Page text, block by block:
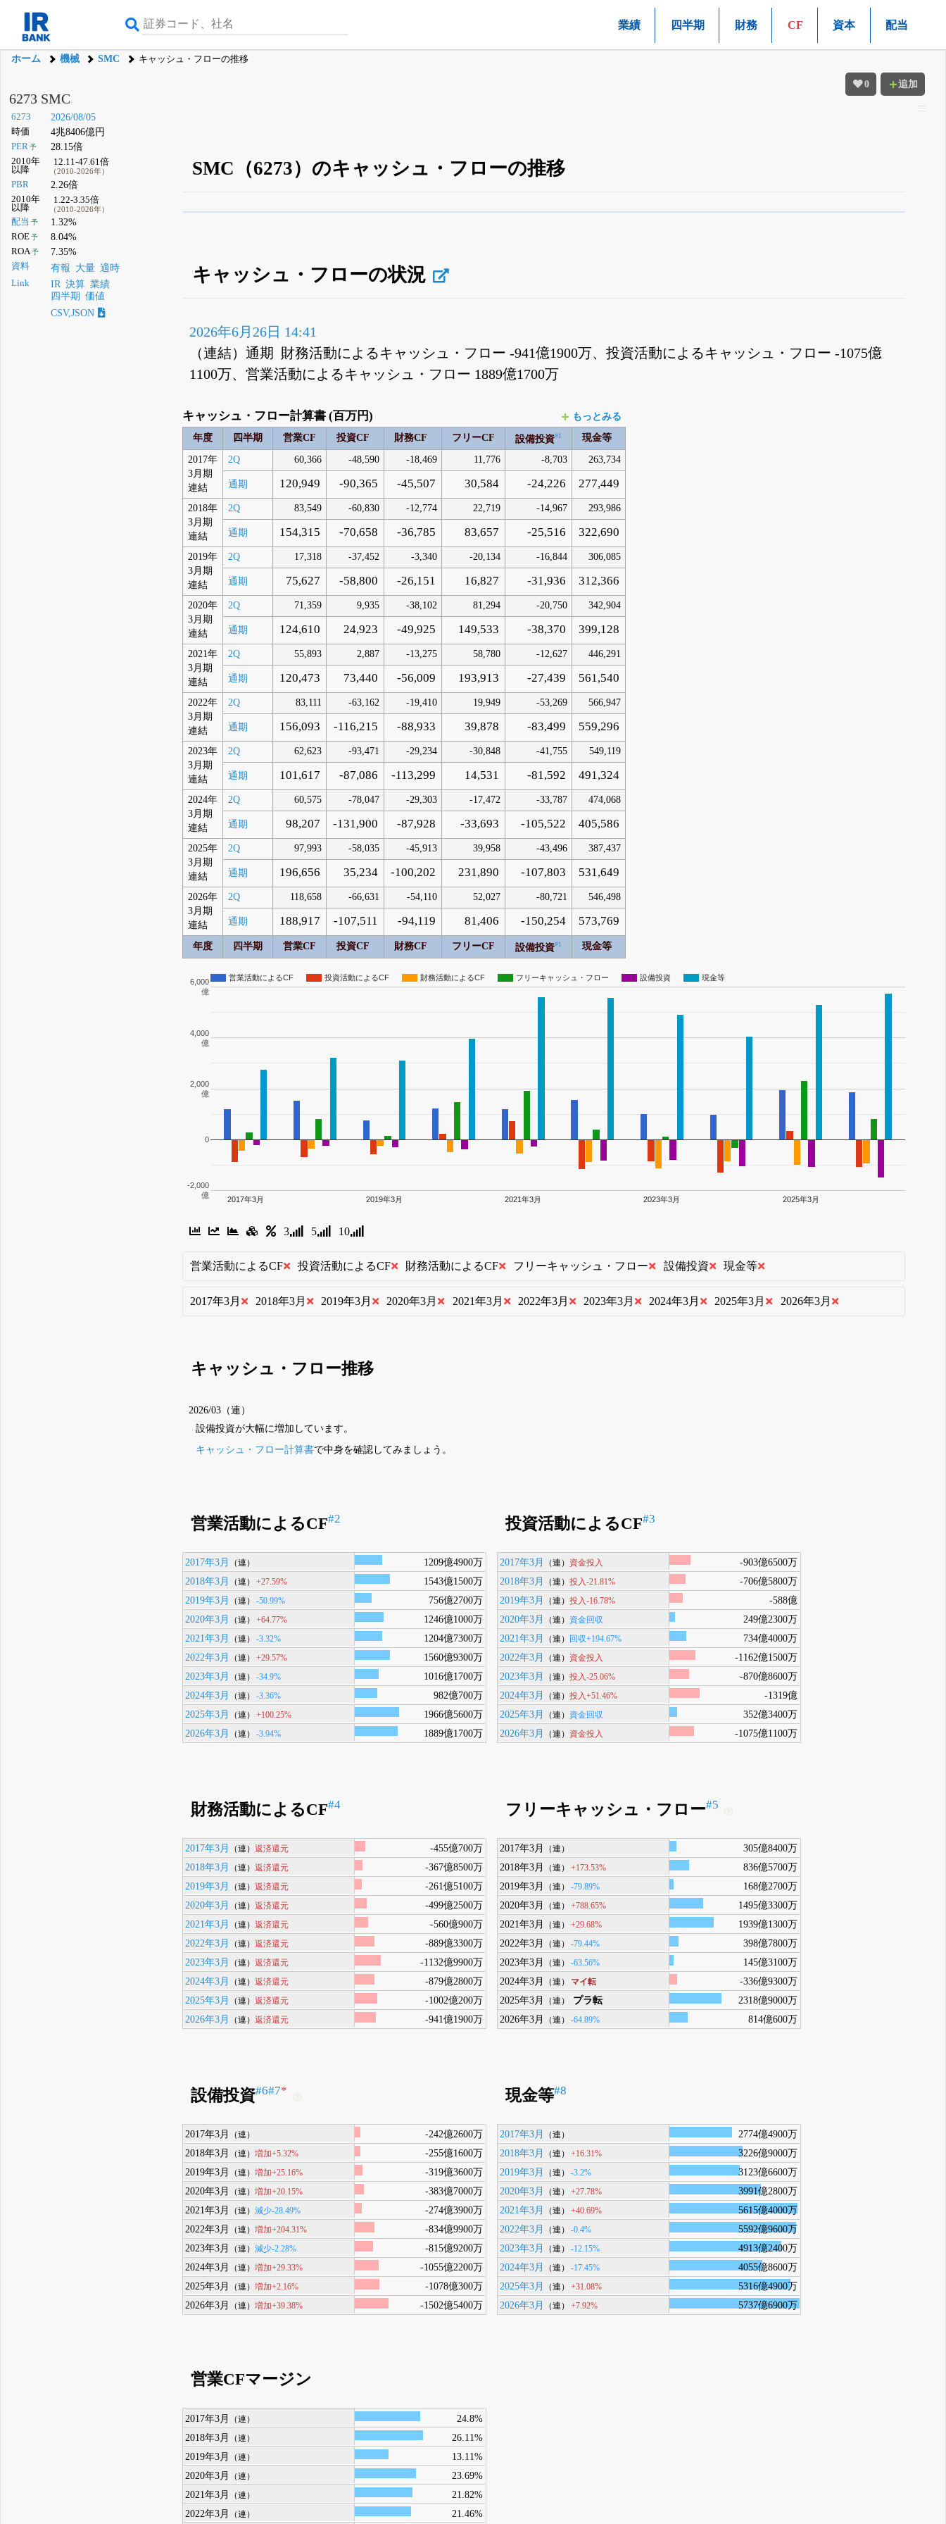
業績 四半期 財務 CF 資本 配当
ホーム 機械 SMC キャッシュ・フローの推移
0 追加
6273 SMC
6273 2026/08/05
時価 4兆8406億円
PER予 28.15倍
2010年
以降
12.11-47.61倍
（2010-2026年）
PBR 2.26倍
2010年
以降
1.22-3.35倍
（2010-2026年）
配当 予 1.32%
ROE予 8.04%
ROA予 7.35%
資料 有報 大量 適時
Link IR 決算 業績
四半期
価値
CSV,JSON
SMC（6273）のキャッシュ・フローの推移
登録すると永久30%OFFと米株版の先行利用も付きます
キャッシュ・フローの状況
2026年6月26日 14:41
（連結）通期 財務活動によるキャッシュ・フロー -941億1900万、投資活動によるキャッシュ・フロー -1075億
1100万、営業活動によるキャッシュ・フロー 1889億1700万
キャッシュ・フロー計算書 (百万円) もっとみる
年度 四半期 営業CF 投資CF 財務CF フリーCF 設備投資#1 現金等
2017年
3月期
連結
2Q 60,366 -48,590 -18,469 11,776 -8,703 263,734
通期 120,949 -90,365 -45,507 30,584 -24,226 277,449
2018年
3月期
連結
2Q 83,549 -60,830 -12,774 22,719 -14,967 293,986
通期 154,315 -70,658 -36,785 83,657 -25,516 322,690
2019年
3月期
連結
2Q 17,318 -37,452 -3,340 -20,134 -16,844 306,085
通期 75,627 -58,800 -26,151 16,827 -31,936 312,366
2020年
3月期
連結
2Q 71,359 9,935 -38,102 81,294 -20,750 342,904
通期 124,610 24,923 -49,925 149,533 -38,370 399,128
2021年
3月期
連結
2Q 55,893 2,887 -13,275 58,780 -12,627 446,291
通期 120,473 73,440 -56,009 193,913 -27,439 561,540
2022年
3月期
連結
2Q 83,111 -63,162 -19,410 19,949 -53,269 566,947
通期 156,093 -116,215 -88,933 39,878 -83,499 559,296
2023年
3月期
連結
2Q 62,623 -93,471 -29,234 -30,848 -41,755 549,119
通期 101,617 -87,086 -113,299 14,531 -81,592 491,324
2024年
3月期
連結
2Q 60,575 -78,047 -29,303 -17,472 -33,787 474,068
通期 98,207 -131,900 -87,928 -33,693 -105,522 405,586
2025年
3月期
連結
2Q 97,993 -58,035 -45,913 39,958 -43,496 387,437
通期 196,656 35,234 -100,202 231,890 -107,803 531,649
2026年
3月期
連結
2Q 118,658 -66,631 -54,110 52,027 -80,721 546,498
通期 188,917 -107,511 -94,119 81,406 -150,254 573,769
年度 四半期 営業CF 投資CF 財務CF フリーCF 設備投資#1 現金等
営業活動によるCF 投資活動によるCF 財務活動によるCF フリーキャッシュ・フロー 設備投資 現金等
2017年3月 2019年3月 2021年3月 2023年3月 2025年3月
-2,000
億
0
2,000
億
4,000
億
6,000
億
3 5 10
営業活動によるCF 投資活動によるCF 財務活動によるCF フリーキャッシュ・フロー 設備投資 現金等
2017年3月 2018年3月 2019年3月 2020年3月 2021年3月 2022年3月 2023年3月 2024年3月 2025年3月 2026年3月
キャッシュ・フロー推移
2026/03（連）
設備投資が大幅に増加しています。
キャッシュ・フロー計算書で中身を確認してみましょう。
営業活動によるCF#2
2017年3月 （連）
1209億4900万
2018年3月
（連） +27.59%
1543億1500万
2019年3月
（連） -50.99%
756億2700万
2020年3月
（連） +64.77%
1246億1000万
2021年3月
（連） -3.32%
1204億7300万
2022年3月
（連） +29.57%
1560億9300万
2023年3月
（連） -34.9%
1016億1700万
2024年3月
（連） -3.36%
982億700万
2025年3月
（連） +100.25%
1966億5600万
2026年3月
（連） -3.94% 1889億1700万
投資活動によるCF#3
2017年3月 （連） 資金投入
-903億6500万
2018年3月
（連）投入-21.81%
-706億5800万
2019年3月
（連）投入-16.78%
-588億
2020年3月
（連） 資金回収
249億2300万
2021年3月
（連） 回収+194.67%
734億4000万
2022年3月
（連） 資金投入
-1162億1500万
2023年3月
（連）投入-25.06%
-870億8600万
2024年3月
（連）投入+51.46%
-1319億
2025年3月
（連） 資金回収
352億3400万
2026年3月
（連） 資金投入 -1075億1100万
財務活動によるCF#4
2017年3月 （連）返済還元
-455億700万
2018年3月
（連）返済還元
-367億8500万
2019年3月
（連）返済還元
-261億5100万
2020年3月
（連）返済還元
-499億2500万
2021年3月
（連）返済還元
-560億900万
2022年3月
（連）返済還元
-889億3300万
2023年3月
（連）返済還元
-1132億9900万
2024年3月
（連）返済還元
-879億2800万
2025年3月
（連）返済還元
-1002億200万
2026年3月
（連）返済還元 -941億1900万
フリーキャッシュ・フロー#5
2017年3月 （連）
305億8400万
2018年3月
（連） +173.53%
836億5700万
2019年3月
（連） -79.89%
168億2700万
2020年3月
（連） +788.65%
1495億3300万
2021年3月
（連） +29.68%
1939億1300万
2022年3月
（連） -79.44%
398億7800万
2023年3月
（連） -63.56%
145億3100万
2024年3月
（連） マイ転
-336億9300万
2025年3月
（連） プラ転
2318億9000万
2026年3月
（連） -64.89% 814億600万
設備投資#6#7*
2017年3月 （連）
-242億2600万
2018年3月
（連）増加+5.32%
-255億1600万
2019年3月
（連）増加+25.16%
-319億3600万
2020年3月
（連）増加+20.15%
-383億7000万
2021年3月
（連）減少-28.49%
-274億3900万
2022年3月
（連）増加+204.31%
-834億9900万
2023年3月
（連）減少-2.28%
-815億9200万
2024年3月
（連）増加+29.33%
-1055億2200万
2025年3月
（連）増加+2.16%
-1078億300万
2026年3月
（連）増加+39.38% -1502億5400万
現金等#8
2017年3月 （連）
2774億4900万
2018年3月
（連） +16.31%
3226億9000万
2019年3月
（連） -3.2%
3123億6600万
2020年3月
（連） +27.78%
3991億2800万
2021年3月
（連） +40.69%
5615億4000万
2022年3月
（連） -0.4%
5592億9600万
2023年3月
（連） -12.15%
4913億2400万
2024年3月
（連） -17.45%
4055億8600万
2025年3月
（連） +31.08%
5316億4900万
2026年3月
（連） +7.92% 5737億6900万
営業CFマージン
2017年3月 （連）
24.8%
2018年3月
（連）
26.11%
2019年3月
（連）
13.11%
2020年3月
（連）
23.69%
2021年3月
（連）
21.82%
2022年3月
（連） 21.46%